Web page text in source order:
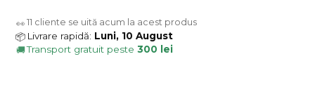
👀 11 cliente se uită acum la acest produs
📦 Livrare rapidă: Luni, 10 August
🚚Transport gratuit peste 300 lei